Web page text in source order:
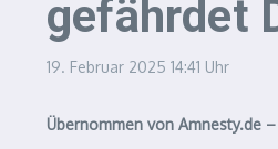
gefährdet
19. Februar 2025 14:41 Uhr
Übernommen von Amnesty.de